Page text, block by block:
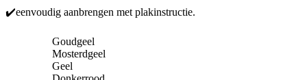
✔️eenvoudig aanbrengen met plakinstructie.
Goudgeel
Mosterdgeel
Geel